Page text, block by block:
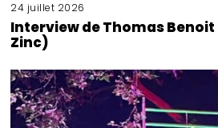
24 juillet 2026
Interview de Thomas Benoit
Zinc)